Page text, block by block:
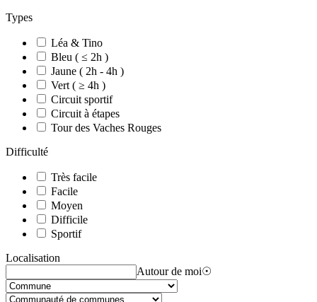
Types
Léa & Tino
Bleu ( ≤ 2h )
Jaune ( 2h - 4h )
Vert ( ≥ 4h )
Circuit sportif
Circuit à étapes
Tour des Vaches Rouges
Difficulté
Très facile
Facile
Moyen
Difficile
Sportif
Localisation
Autour de moi☉